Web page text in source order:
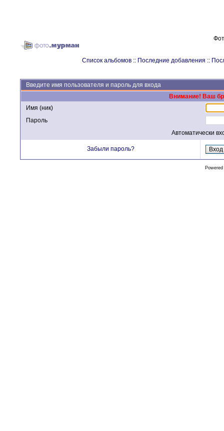
Список альбомов :: Последние добавления ::
Введите имя пользователя и пароль для входа
Внимание! Ваш
Имя (ник)
Пароль
Автоматически
Забыли пароль?